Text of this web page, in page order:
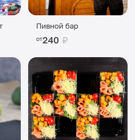
Пивной бар
от240 ₽